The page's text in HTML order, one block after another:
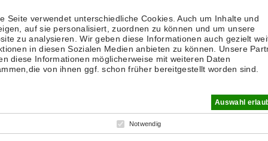
- Buchen möglich bis 30 Tage vorher / - Stornieren bis
Seite verwendet unterschiedliche Cookies. Auch um Inhalte und
auf sie personalisiert, zuordnen zu können und um unsere
zu analysieren. Wir geben diese Informationen auch gezielt
in diesen Sozialen Medien anbieten zu können. Unsere
diese Informationen möglicherweise mit weiteren Daten
von ihnen ggf. schon früher bereitgestellt worden sind.
Auswahl
Notwendig